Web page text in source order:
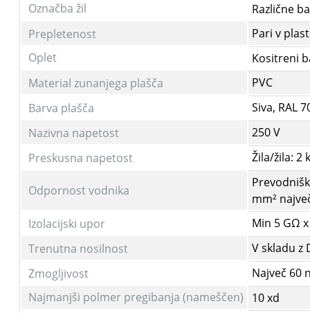
Označba žil
Različne
Prepletenost
Pari v
Oplet
Kositreni
Material zunanjega plašča
PVC
Barva plašča
Siva, RAL
Nazivna napetost
250 V
Preskusna napetost
Žila/žila: 2
Odpornost vodnika
mm²
Izolacijski upor
Min 5 GΩ
Trenutna nosilnost
V skladu z
Zmogljivost
Največ 60
Najmanjši polmer pregibanja (nameščen)
10 xd